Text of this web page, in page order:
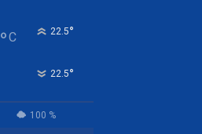
°C 22.5°
22.5°
100 %